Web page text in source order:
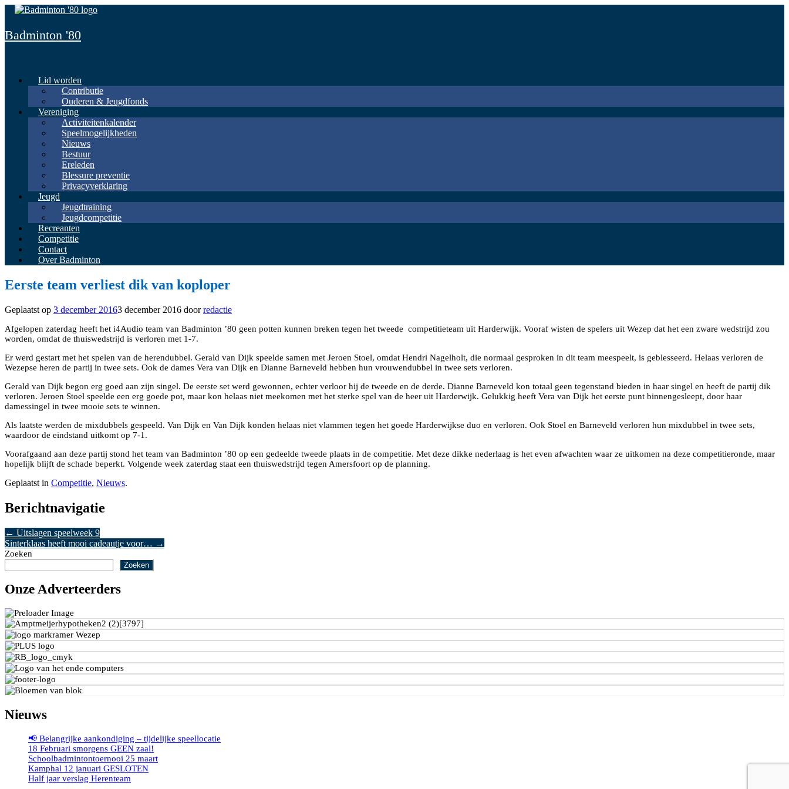
Spring
inhoud
Badminton '80
Lid worden
Contributie
Ouderen & Jeugdfonds
Vereniging
Activiteitenkalender
Speelmogelijkheden
Nieuws
Bestuur
Ereleden
Blessure preventie
Privacyverklaring
Jeugd
Jeugdtraining
Jeugdcompetitie
Recreanten
Competitie
Contact
Over Badminton
Eerste team verliest dik van koploper
Geplaatst op 3 december 20163 december 2016 doorredactie
Afgelopen zaterdag heeft het i4Audio team van Badminton ’80 geen potten kunnen breken tegen het tweede competitieteam uit Harderwijk. Vooraf wisten de spelers uit Wezep dat het een zware wedstrijd zou
worden, omdat de thuiswedstrijd is verloren met 1-7.
Er werd gestart met het spelen van de herendubbel. Gerald van Dijk speelde samen met Jeroen Stoel, omdat Hendri Nagelholt, die normaal gesproken in dit team meespeelt, is geblesseerd. Helaas verloren de
Wezepse heren de partij in twee sets. Ook de dames Vera van Dijk en Dianne Barneveld hebben hun vrouwendubbel in twee sets verloren.
Gerald van Dijk begon erg goed aan zijn singel. De eerste set werd gewonnen, echter verloor hij de tweede en de derde. Dianne Barneveld kon totaal geen tegenstand bieden in haar singel en heeft de partij dik
verloren. Jeroen Stoel speelde een erg goede pot, maar kon helaas niet meekomen met het sterke spel van de heer uit Harderwijk. Gelukkig heeft Vera van Dijk het eerste punt binnengesleept, door haar
damessingel in twee mooie sets te winnen.
Als laatste werden de mixdubbels gespeeld. Van Dijk en Van Dijk konden helaas niet vlammen tegen het goede Harderwijkse duo en verloren. Ook Stoel en Barneveld verloren hun mixdubbel in twee sets,
waardoor de eindstand uitkomt op 7-1.
Voorafgaand aan deze partij stond het team van Badminton ’80 op een gedeelde tweede plaats in de competitie. Met deze dikke nederlaag is het even afwachten waar ze uitkomen na deze competitieronde, maar
hopelijk blijft de schade beperkt. Volgende week zaterdag staat een thuiswedstrijd tegen Amersfoort op de planning.
Geplaatst in Competitie, Nieuws.
Berichtnavigatie
← Uitslagen speelweek 9
Sinterklaas heeft mooi cadeautje voor… →
Zoeken
Zoeken
Onze Adverteerders
Nieuws
📢 Belangrijke aankondiging – tijdelijke speellocatie
18 Februari smorgens GEEN zaal!
Schoolbadmintontoernooi 25 maart
Kamphal 12 januari GESLOTEN
Half jaar verslag Herenteam